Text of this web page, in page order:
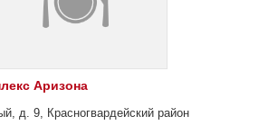
Аризона
д. 9, Красногвардейский район